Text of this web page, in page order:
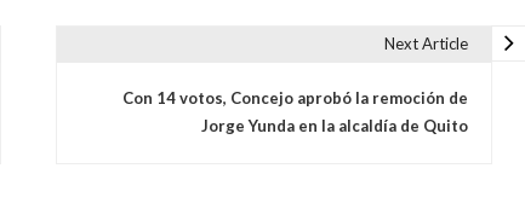
Next Article
Con 14 votos, Concejo aprobó la remoción de
Jorge Yunda en la alcaldía de Quito